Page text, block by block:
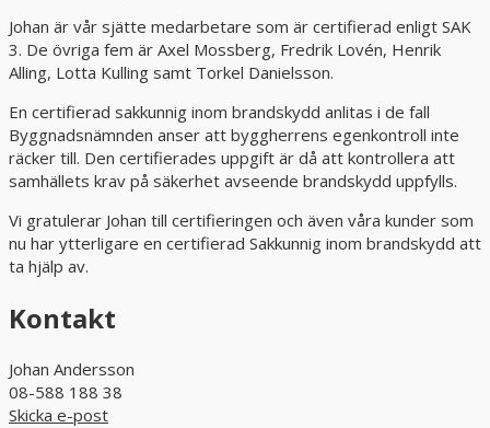
Johan är vår sjätte medarbetare som är certifierad enligt SAK
3. De övriga fem är Axel Mossberg, Fredrik Lovén, Henrik
Alling, Lotta Kulling samt Torkel Danielsson.
En certifierad sakkunnig inom brandskydd anlitas i de fall
Byggnadsnämnden anser att byggherrens egenkontroll inte
räcker till. Den certifierades uppgift är då att kontrollera att
samhällets krav på säkerhet avseende brandskydd uppfylls.
Vi gratulerar Johan till certifieringen och även våra kunder som
nu har ytterligare en certifierad Sakkunnig inom brandskydd att
ta hjälp av.
Kontakt
Johan Andersson
08-588 188 38
Skicka e-post